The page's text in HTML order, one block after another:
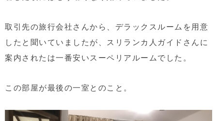
取引先の旅行会社さんから、デラックスルームを用意
したと聞いていましたが、スリランカ人ガイドさんに
案内されたは一番安いスーペリアルームでした。
この部屋が最後の一室とのこと。